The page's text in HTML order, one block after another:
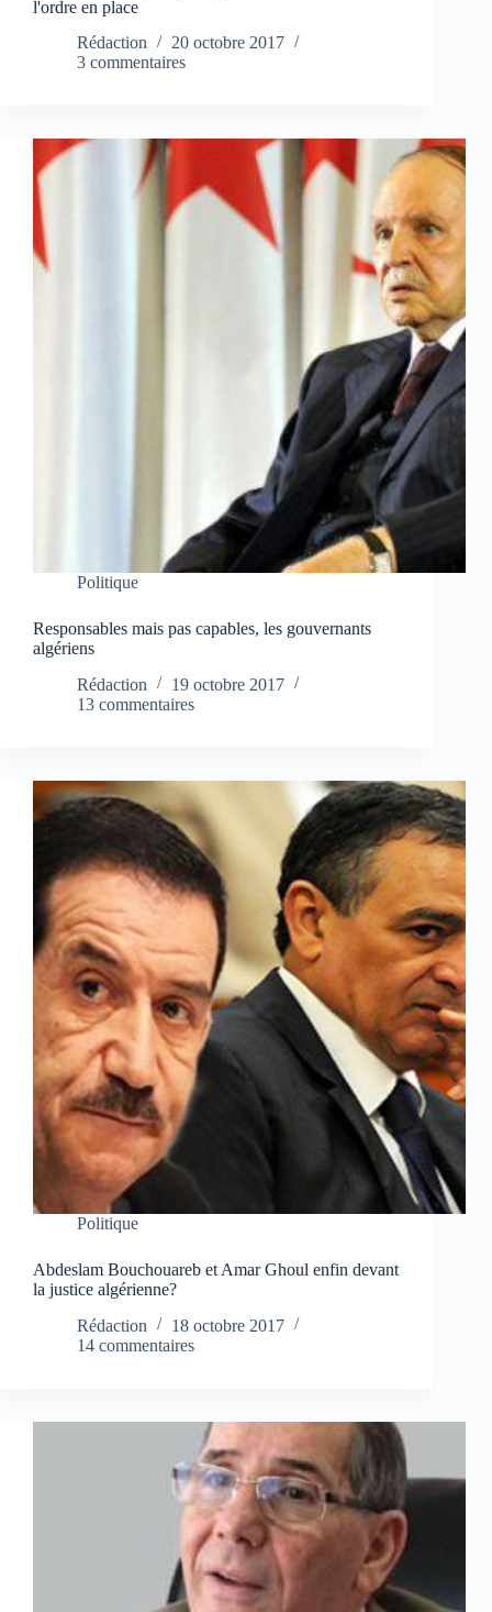
l'ordre en place
Rédaction
20 octobre 2017
3 commentaires
Politique
Responsables mais pas capables, les gouvernants
algériens
Rédaction
19 octobre 2017
13 commentaires
Politique
Abdeslam Bouchouareb et Amar Ghoul enfin devant
la justice algérienne?
Rédaction
18 octobre 2017
14 commentaires